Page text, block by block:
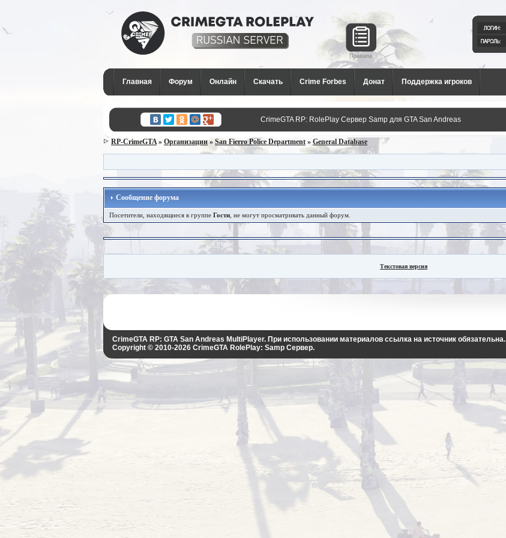
CrimeGTA RP - Лучший РП
сервер SAMP в России для
Главная Форум Онлайн Скачать Crime Forbes Донат Поддержка игроков
CrimeGTA RP: RolePlay Сервер Samp для GTA San Andreas
RP-CrimeGTA» Организации » San Fierro Police Department » General Database
Сообщение форума
Посетители, находящиеся в группе Гости , не могут просматривать данный форум.
Текстовая версия
CrimeGTA RP: GTA San Andreas MultiPlayer. При использовании материалов ссылка на источник обязательна.
Copyright © 2010-2026 CrimeGTA RolePlay: Samp Сервер.